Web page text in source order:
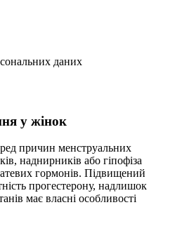
даних
у жінок
причин менструальних
наднирників або гіпофіза
гормонів. Підвищений
прогестерону, надлишок
має власні особливості